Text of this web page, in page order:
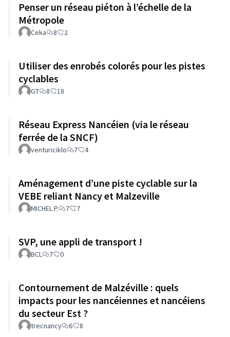
Penser un réseau piéton à l’échelle de la
Métropole
Ceka 8 2
Utiliser des enrobés colorés pour les pistes
cyclables
GT 8 18
Réseau Express Nancéien (via le réseau
ferrée de la SNCF)
venturiciklo 7 4
Aménagement d’une piste cyclable sur la
VEBE reliant Nancy et Malzeville
MICHEL P. 7 7
SVP, une appli de transport !
BCL 7 0
Contournement de Malzéville : quels
impacts pour les nancéiennes et nancéiens
du secteur Est ?
trecnancy 6 8